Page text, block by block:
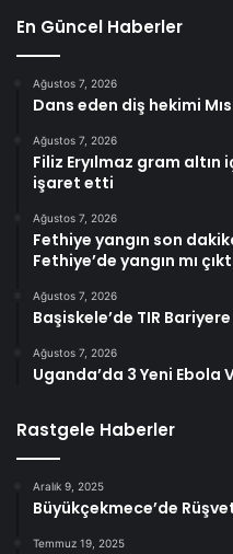
En Güncel Haberler
Ağustos 7, 2026
Dans eden diş hekimi
Ağustos 7, 2026
Filiz Eryılmaz gram
işaret etti
Ağustos 7, 2026
Fethiye yangın son
Fethiye’de yangın mı
Ağustos 7, 2026
Başiskele’de TIR
Ağustos 7, 2026
Uganda’da 3 Yeni Ebola
Rastgele Haberler
Aralık 9, 2025
Büyükçekmece’de
Temmuz 19, 2025